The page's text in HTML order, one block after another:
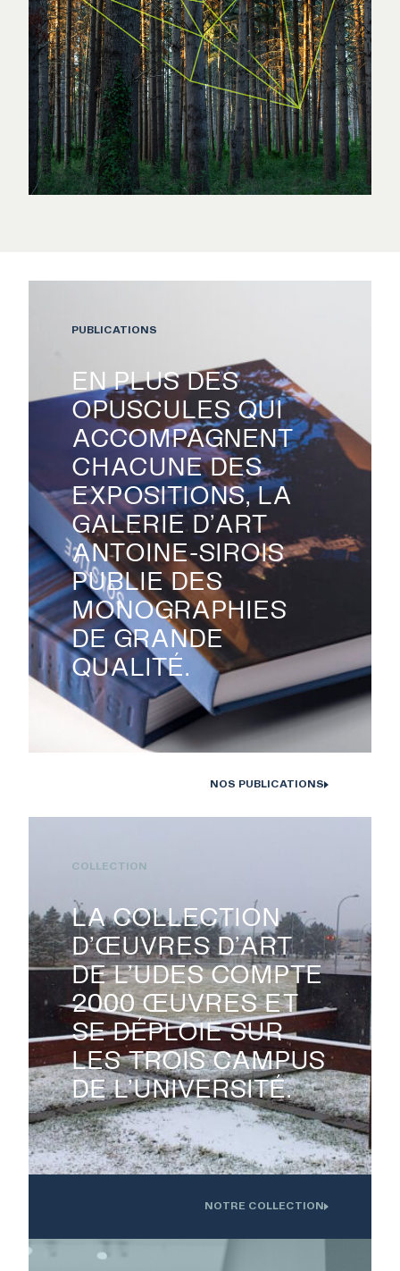

Monographies Solstice de Bertrand Carrière et Isabelle Hayeur.
EN PLUS DES
OPUSCULES QUI
ACCOMPAGNENT
CHACUNE DES
EXPOSITIONS, LA
GALERIE D’ART
ANTOINE-SIROIS
PUBLIE DES
MONOGRAPHIES
DE GRANDE
QUALITÉ.
PUBLICATIONS
NOS PUBLICATIONS
Oeuvre installée devant l'Institution interdisciplinaire d'innovation
LA COLLECTION
D’ŒUVRES D’ART
DE L’UDES COMPTE
2000 ŒUVRES ET
SE DÉPLOIE SUR
LES TROIS CAMPUS
DE L’UNIVERSITÉ.
COLLECTION
NOTRE COLLECTION